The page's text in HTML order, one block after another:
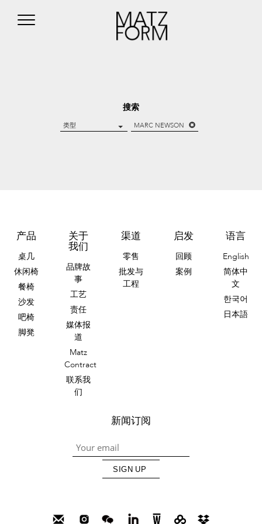
搜索
类型 MARC NEWSON
产品
桌几
休闲椅
餐椅
沙发
吧椅
脚凳
关于
我们
品牌故
事
工艺
责任
媒体报
道
Matz
Contract
联系我
们
渠道
零售
批发与
工程
启发
回顾
案例
语言
English
简体中
文
한국어
日本語
新闻订阅